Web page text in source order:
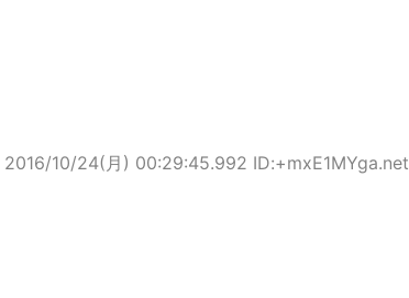
2016/10/24(月) 00:29:45.992 ID:+mxE1MYga.net